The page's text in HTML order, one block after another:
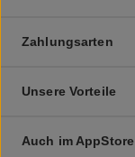
Zahlungsarten
Unsere Vorteile
Auch im AppStore